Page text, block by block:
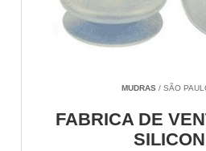
MUDRAS / SÃO
FABRICA DE